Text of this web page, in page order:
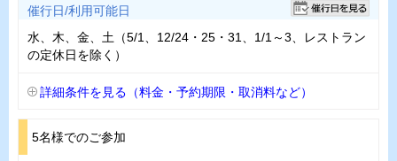
催行日/利用可能日
水、木、金、土（5/1、12/24・25・31、1/1～3、レストラン
の定休日を除く）
詳細条件を見る（料金・予約期限・取消料など）
5名様でのご参加